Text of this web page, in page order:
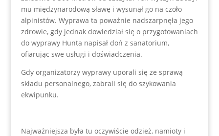
mu międzynarodową sławę i wysunął go na czoło
alpinistów. Wyprawa ta poważnie nadszarpnęła jego
zdrowie, gdy jednak dowiedział się o przygotowaniach
do wyprawy Hunta napisał doń z sanatorium,
ofiarując swe usługi i doświadczenia.
Gdy organizatorzy wyprawy uporali się ze sprawą
składu personalnego, zabrali się do szykowania
ekwipunku.
Najważniejsza była tu oczywiście odzież, namioty i